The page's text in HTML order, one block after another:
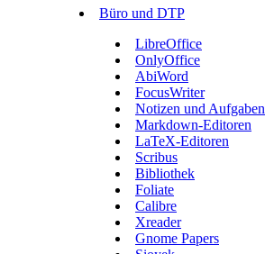
Büro und DTP
LibreOffice
OnlyOffice
AbiWord
FocusWriter
Notizen und Aufgaben
Markdown-Editoren
LaTeX-Editoren
Scribus
Bibliothek
Foliate
Calibre
Xreader
Gnome Papers